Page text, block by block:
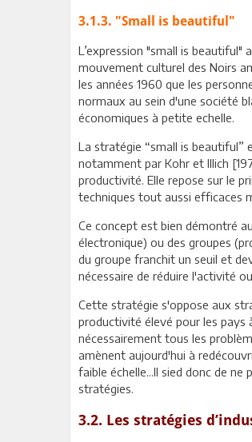
3.1.3. "Small is beautiful"
L’expression "small is beautiful"
mouvement culturel des Noirs
les années 1960 que les
normaux au sein d'une société
économiques à petite echelle.
La stratégie “small is beautiful”
notamment par Kohr et Illich
productivité. Elle repose sur le
techniques tout aussi efficaces
Ce concept est bien démontré
électronique) ou des groupes
du groupe franchit un seuil et
nécessaire de réduire l'activité
Cette stratégie s'oppose aux
productivité élevé pour les pays
nécessairement tous les
amènent aujourd'hui à
faible échelle...Il sied donc de
stratégies.
3.2. Les stratégies